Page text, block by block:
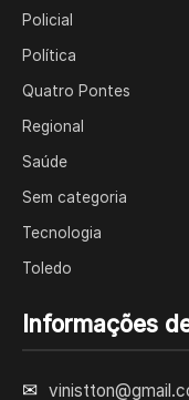
Policial
Política
Quatro Pontes
Regional
Saúde
Sem categoria
Tecnologia
Toledo
Informações
✉